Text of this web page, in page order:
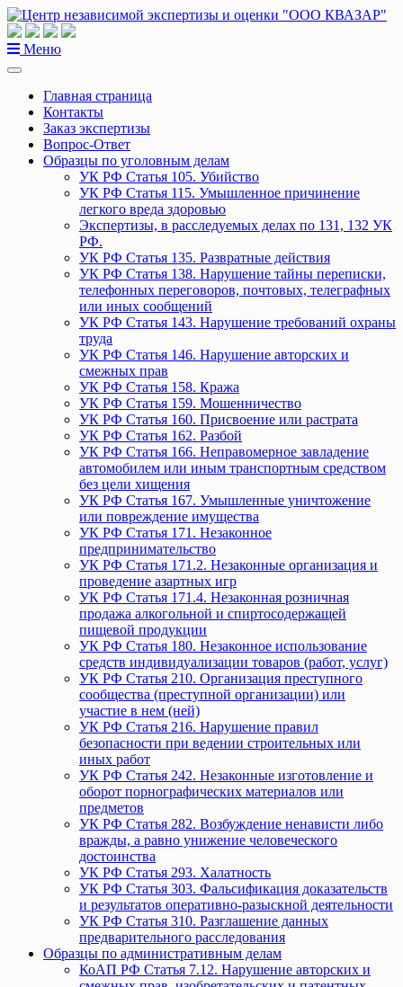
Перейти
к
содержанию
Меню
Главная страница
Контакты
Заказ экспертизы
Вопрос-Ответ
Образцы по уголовным делам
УК РФ Статья 105. Убийство
УК РФ Статья 115. Умышленное причинение
легкого вреда здоровью
Экспертизы, в расследуемых делах по 131, 132 УК
РФ.
УК РФ Статья 135. Развратные действия
УК РФ Статья 138. Нарушение тайны переписки,
телефонных переговоров, почтовых, телеграфных
или иных сообщений
УК РФ Статья 143. Нарушение требований охраны
труда
УК РФ Статья 146. Нарушение авторских и
смежных прав
УК РФ Статья 158. Кража
УК РФ Статья 159. Мошенничество
УК РФ Статья 160. Присвоение или растрата
УК РФ Статья 162. Разбой
УК РФ Статья 166. Неправомерное завладение
автомобилем или иным транспортным средством
без цели хищения
УК РФ Статья 167. Умышленные уничтожение
или повреждение имущества
УК РФ Статья 171. Незаконное
предпринимательство
УК РФ Статья 171.2. Незаконные организация и
проведение азартных игр
УК РФ Статья 171.4. Незаконная розничная
продажа алкогольной и спиртосодержащей
пищевой продукции
УК РФ Статья 180. Незаконное использование
средств индивидуализации товаров (работ, услуг)
УК РФ Статья 210. Организация преступного
сообщества (преступной организации) или
участие в нем (ней)
УК РФ Статья 216. Нарушение правил
безопасности при ведении строительных или
иных работ
УК РФ Статья 242. Незаконные изготовление и
оборот порнографических материалов или
предметов
УК РФ Статья 282. Возбуждение ненависти либо
вражды, а равно унижение человеческого
достоинства
УК РФ Статья 293. Халатность
УК РФ Статья 303. Фальсификация доказательств
и результатов оперативно-разыскной деятельности
УК РФ Статья 310. Разглашение данных
предварительного расследования
Образцы по административным делам
КоАП РФ Статья 7.12. Нарушение авторских и